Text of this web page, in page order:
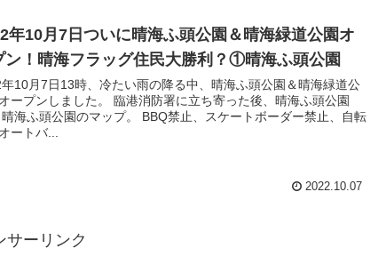
年10月7日ついに晴海ふ頭公園＆晴海緑道公園オ
ン！晴海フラッグ住民大勝利？①晴海ふ頭公園
10月7日13時、冷たい雨の降る中、晴海ふ頭公園＆晴海緑道公
ープンしました。 臨港消防署に立ち寄った後、晴海ふ頭公園
海ふ頭公園のマップ。 BBQ禁止、スケートボーダー禁止、自転
ートバ...
2022.10.07
サーリンク